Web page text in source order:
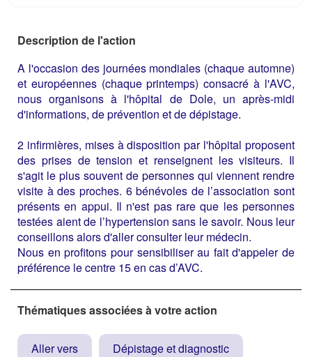
Description de l'action
A l'occasion des journées mondiales (chaque automne)
et européennes (chaque printemps) consacré à l'AVC,
nous organisons à l'hôpital de Dole, un après-midi
d'informations, de prévention et de dépistage.
2 infirmières, mises à disposition par l'hôpital proposent
des prises de tension et renseignent les visiteurs. Il
s'agit le plus souvent de personnes qui viennent rendre
visite à des proches. 6 bénévoles de l’association sont
présents en appui. Il n'est pas rare que les personnes
testées aient de l’hypertension sans le savoir. Nous leur
conseillons alors d'aller consulter leur médecin.
Nous en profitons pour sensibiliser au fait d'appeler de
préférence le centre 15 en cas d’AVC.
Thématiques associées à votre action
Aller vers Dépistage et diagnostic